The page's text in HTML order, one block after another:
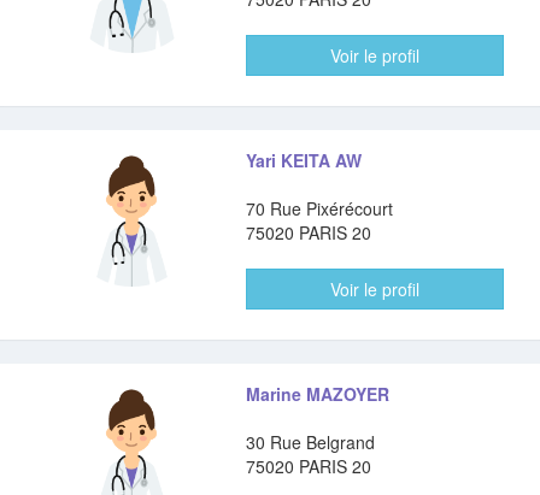
Voir le profil
Yari KEITA AW
70 Rue Pixérécourt
75020 PARIS 20
Voir le profil
Marine MAZOYER
30 Rue Belgrand
75020 PARIS 20